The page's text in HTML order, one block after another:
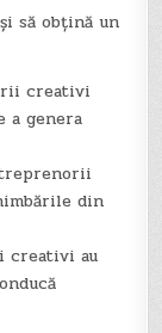
să obțină un
creativi
a genera
din
creativi au